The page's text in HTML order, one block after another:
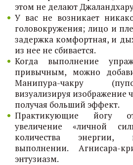
этом не делают
У вас не возникает
головокружения; лицо и
задержка комфортная, и
из нее не сбивается.
Когда выполнение
привычным, можно
Манипура-чакру
визуализируя изображение
получая больший эффект.
Практикующие йогу
увеличение «личной
количества энергии,
выполнении.
энтузиазм.